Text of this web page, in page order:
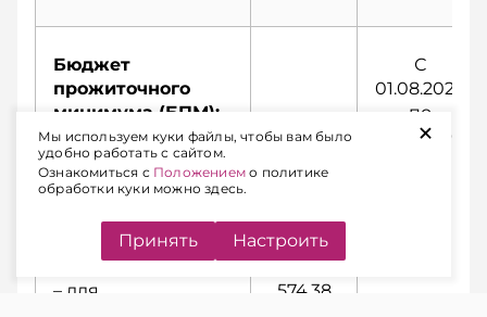
Бюджет
прожиточного
минимума (БПМ):
С
01.08.2026
по
31.10.2026
– в среднем на
– для
574,38
+
Мы используем куки файлы, чтобы вам было
удобно работать с сайтом.
Ознакомиться с Положением о политике
обработки куки можно здесь.
Принять Настроить